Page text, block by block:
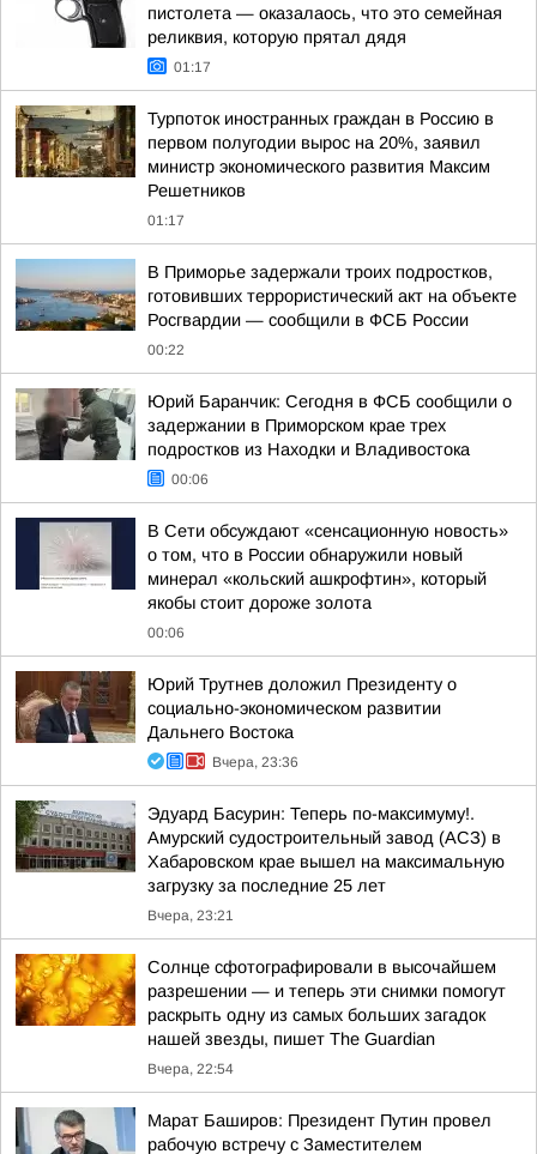
пистолета — оказалаось, что это семейная
реликвия, которую прятал дядя
01:17
Турпоток иностранных граждан в Россию в
первом полугодии вырос на 20%, заявил
министр экономического развития Максим
Решетников
01:17
В Приморье задержали троих подростков,
готовивших террористический акт на объекте
Росгвардии — сообщили в ФСБ России
00:22
Юрий Баранчик: Сегодня в ФСБ сообщили о
задержании в Приморском крае трех
подростков из Находки и Владивостока
00:06
В Сети обсуждают «сенсационную новость»
о том, что в России обнаружили новый
минерал «кольский ашкрофтин», который
якобы стоит дороже золота
00:06
Юрий Трутнев доложил Президенту о
социально-экономическом развитии
Дальнего Востока
Вчера, 23:36
Эдуард Басурин: Теперь по-максимуму!.
Амурский судостроительный завод (АСЗ) в
Хабаровском крае вышел на максимальную
загрузку за последние 25 лет
Вчера, 23:21
Солнце сфотографировали в высочайшем
разрешении — и теперь эти снимки помогут
раскрыть одну из самых больших загадок
нашей звезды, пишет The Guardian
Вчера, 22:54
Марат Баширов: Президент Путин провел
рабочую встречу с Заместителем